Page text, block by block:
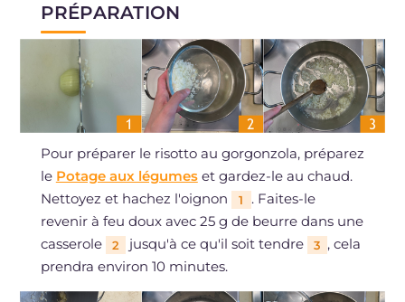
PRÉPARATION
Pour préparer le risotto au gorgonzola, préparez
le Potage aux légumeset gardez-le au chaud.
Nettoyez et hachez l'oignon
1
. Faites-le
revenir à feu doux avec 25 g de beurre dans une
casserole
2 jusqu'à ce qu'il soit tendre 3 , cela
prendra environ 10 minutes.